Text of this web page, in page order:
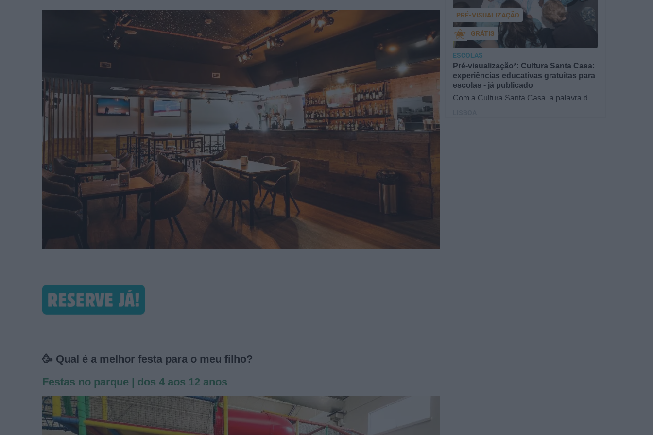
🥳 Qual é a melhor festa para o meu filho?
Festas no parque | dos 4 aos 12 anos
Pré-visualização*: Cultura Santa Casa:
experiências educativas gratuitas para
escolas - já publicado
Com a Cultura Santa Casa, a palavra de
GRÁTIS
PRÉ-VISUALIZAÇÃO
ESCOLAS